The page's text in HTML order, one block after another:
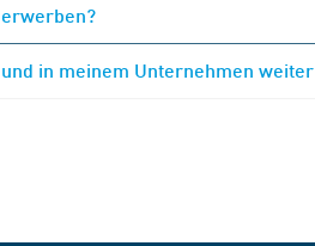
in meinem Unternehmen